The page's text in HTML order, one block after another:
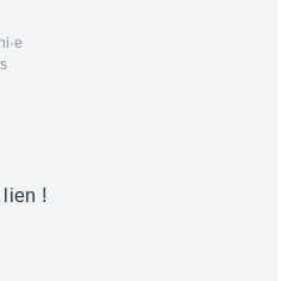
lien !